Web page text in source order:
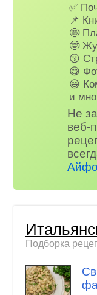
✅
📌
🤩
🤓
😗
😋
😃
и
Не
веб-
Подборка